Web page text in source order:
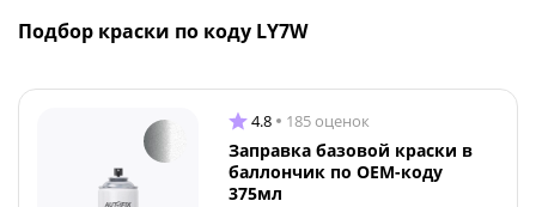
Подбор краски по коду LY7W
4.8 185 оценок
Заправка базовой краски в
баллончик по OEM-коду
375мл